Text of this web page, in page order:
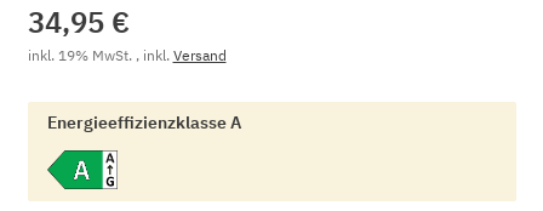
34,95 €
inkl. 19% MwSt. , inkl.Versand
Energieeffizienzklasse A